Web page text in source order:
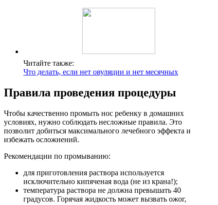
Читайте также:
Что делать, если нет овуляции и нет месячных
Правила проведения процедуры
Чтобы качественно промыть нос ребенку в домашних
условиях, нужно соблюдать несложные правила. Это
позволит добиться максимального лечебного эффекта и
избежать осложнений.
Рекомендации по промыванию:
для приготовления раствора используется
исключительно кипяченая вода (не из крана!);
температура раствора не должна превышать 40
градусов. Горячая жидкость может вызвать ожог,